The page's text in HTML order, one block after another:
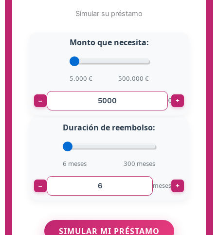
Simular su préstamo
Monto que necesita:
5.000 € 500.000 €
− € +
Duración de reembolso:
6 meses 300 meses
− meses +
SIMULAR MI PRÉSTAMO